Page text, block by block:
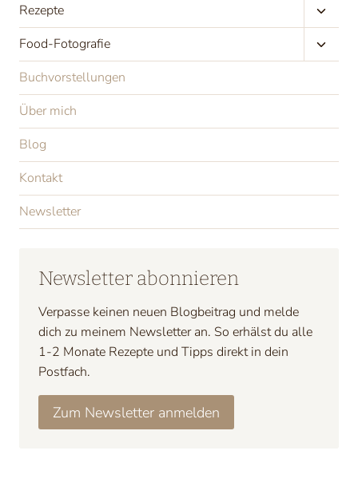
Rezepte
Food-Fotografie
Buchvorstellungen
Über mich
Blog
Kontakt
Newsletter
Newsletter abonnieren
Verpasse keinen neuen Blogbeitrag und melde
dich zu meinem Newsletter an. So erhälst du alle
1-2 Monate Rezepte und Tipps direkt in dein
Postfach.
Zum Newsletter anmelden